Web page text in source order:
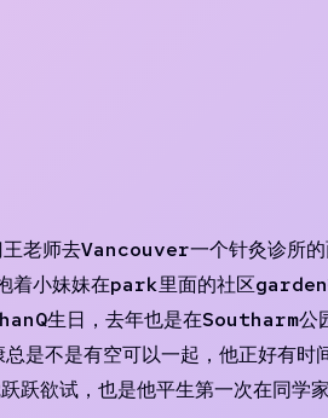
老师去Vancouver一个针灸诊所
小妹妹在park里面的社区
生日，去年也是在Southarm公
是不是有空可以一起，他正好有时
试，也是他平生第一次在同学家